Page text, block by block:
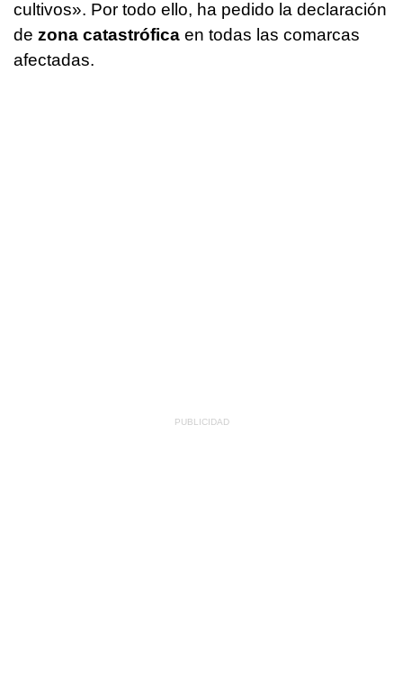
cultivos». Por todo ello, ha pedido la declaración
de zona catastrófica en todas las comarcas
afectadas.